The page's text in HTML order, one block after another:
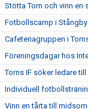
Stötta Torn och vinn en
Fotbollscamp i
Cafeteriagruppen i
Föreningsdagar hos
Torns IF söker ledare
Individuell
Vinn en tårta till